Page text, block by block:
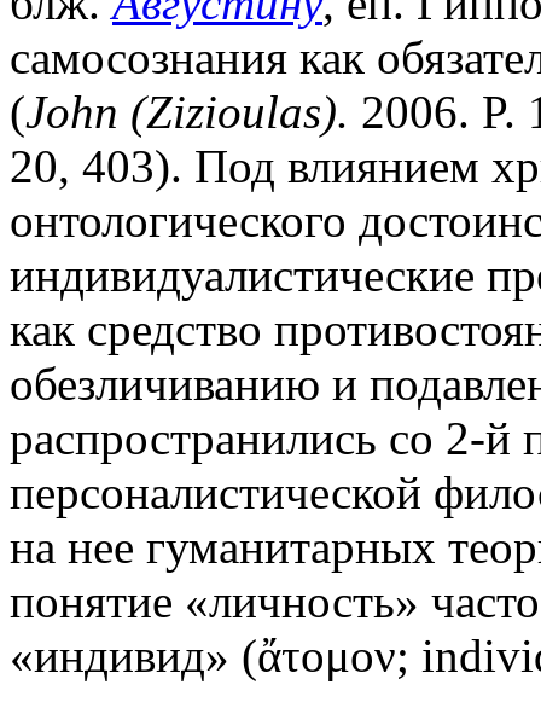
самосознания как
(John (Zizioulas). 2006. P.
20, 403). Под влиянием
онтологического
индивидуалистические
как средство
обезличиванию и
распространились со 2-
персоналистической
на нее гуманитарных
понятие «личность»
«индивид» (ἄτομον;